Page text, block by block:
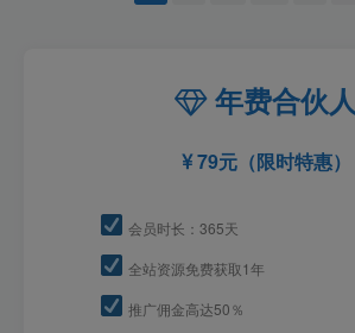
年费合伙人
79元（限时特惠）
会员时长：365天
全站资源免费获取1年
推广佣金高达50％